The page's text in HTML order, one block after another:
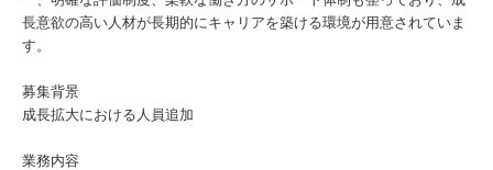
長意欲の高い人材が長期的にキャリアを築ける環境が用意されていま
す。
募集背景
成長拡大における人員追加
業務内容